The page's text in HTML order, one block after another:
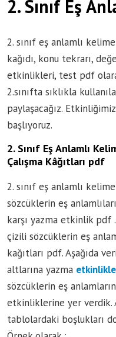
2. Sınıf Eş
2. sınıf eş anlamlı
kağıdı, konu tekrarı,
etkinlikleri, test pdf
2.sınıfta sıklıkla
paylaşacağız.
başlıyoruz.
2. Sınıf Eş Anlamlı
Çalışma Kâğıtları pdf
2. sınıf eş anlamlı
sözcüklerin eş
karşı yazma etkinlik pdf
çizili sözcüklerin eş
kağıtları pdf. Aşağıda
altlarına yazma
sözcüklerin eş
etkinliklerine yer verdik.
tablolardaki boşlukları